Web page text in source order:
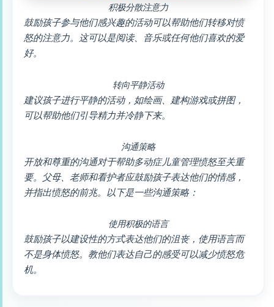
积极分散注意力
鼓励孩子参与他们感兴趣的活动可以帮助他们转移对愤
怒的注意力。这可以是阅读、音乐或任何他们喜欢的爱
好。
转向平静活动
建议孩子进行平静的活动，如绘画、建构游戏或拼图，
可以帮助他们引导精力并冷静下来。
沟通策略
开放和尊重的沟通对于帮助多动症儿童管理愤怒至关重
要。父母、老师和看护者应鼓励孩子表达他们的情感，
并指出愤怒的前兆。以下是一些沟通策略：
使用积极的语言
鼓励孩子以建设性的方式表达他们的沮丧，使用语言而
不是身体愤怒。教他们表达自己的感受可以减少愤怒危
机。